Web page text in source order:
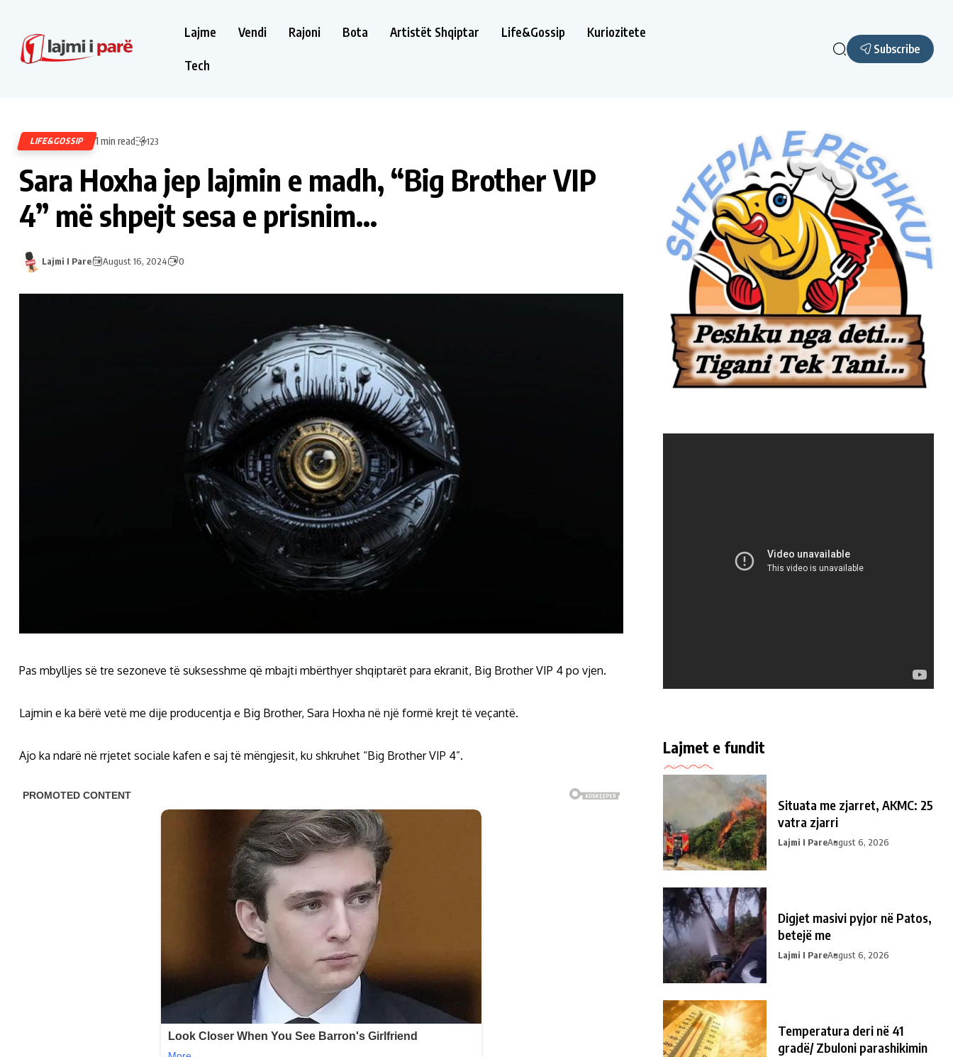
Lajme Vendi Rajoni Bota Artistët Shqiptar Life&Gossip Kuriozitete
Tech
Subscribe
LIFE&GOSSIP 1 min read 123
Sara Hoxha jep lajmin e madh, “Big Brother VIP
4” më shpejt sesa e prisnim…
Lajmi I Pare August 16, 2024 0
Pas mbylljes së tre sezoneve të suksesshme që mbajti mbërthyer shqiptarët para ekranit, Big Brother VIP 4 po vjen.
Lajmin e ka bërë vetë me dije producentja e Big Brother, Sara Hoxha në një formë krejt të veçantë.
Ajo ka ndarë në rrjetet sociale kafen e saj të mëngjesit, ku shkruhet “Big Brother VIP 4”. Lajmet e fundit
Situata me zjarret, AKMC: 25
vatra zjarri
Lajmi I PareAugust 6, 2026
Digjet masivi pyjor në Patos,
betejë me
Lajmi I PareAugust 6, 2026
Temperatura deri në 41
gradë/ Zbuloni parashikimin